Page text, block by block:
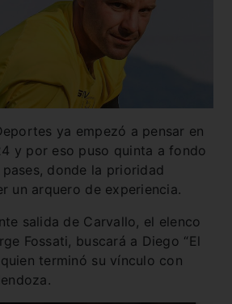
ya empezó a pensar en
y por eso puso quinta a fondo
donde la prioridad
un arquero de experiencia.
salida de Carvallo, el elenco
Fossati, buscará a Diego “El
terminó su vínculo con